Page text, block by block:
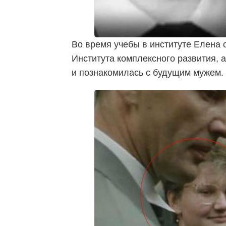
Во время учебы в институте Елена
Института комплексного
и познакомилась с будущим мужем.